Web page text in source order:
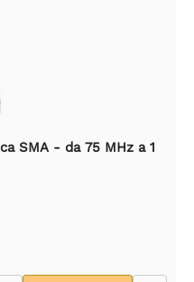
SMA - da 75 MHz a 1